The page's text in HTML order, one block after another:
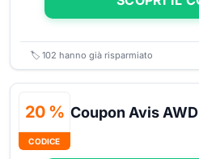
🏷️ 102 hanno già risparmiato
20 %
CODICE
Coupon Avis